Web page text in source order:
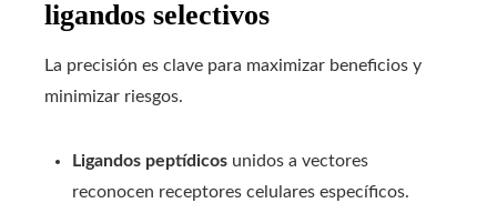
ligandos selectivos
La precisión es clave para maximizar beneficios y
minimizar riesgos.
Ligandos peptídicos unidos a vectores
reconocen receptores celulares específicos.